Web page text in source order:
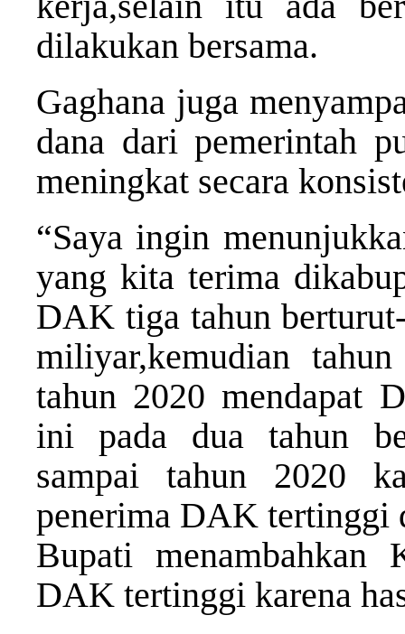
dilakukan bersama.
Gaghana juga
dana dari pemerintah
meningkat secara
“Saya ingin
yang kita terima
DAK tiga tahun
miliyar,kemudian
tahun 2020 mendapat
ini pada dua tahun
sampai tahun 2020
penerima DAK tertinggi
Bupati menambahkan
DAK tertinggi karena